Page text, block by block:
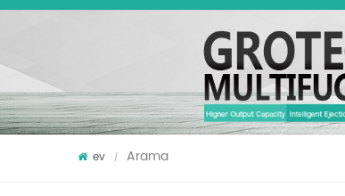
ev / Arama